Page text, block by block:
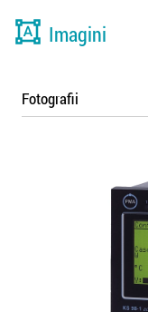
format_shapes Imagini
Fotografii